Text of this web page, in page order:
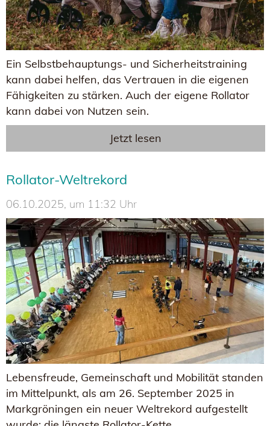
Ein Selbstbehauptungs- und Sicherheitstraining
kann dabei helfen, das Vertrauen in die eigenen
Fähigkeiten zu stärken. Auch der eigene Rollator
kann dabei von Nutzen sein.
Jetzt lesen
Rollator-Weltrekord
06.10.2025, um 11:32 Uhr
Lebensfreude, Gemeinschaft und Mobilität standen
im Mittelpunkt, als am 26. September 2025 in
Markgröningen ein neuer Weltrekord aufgestellt